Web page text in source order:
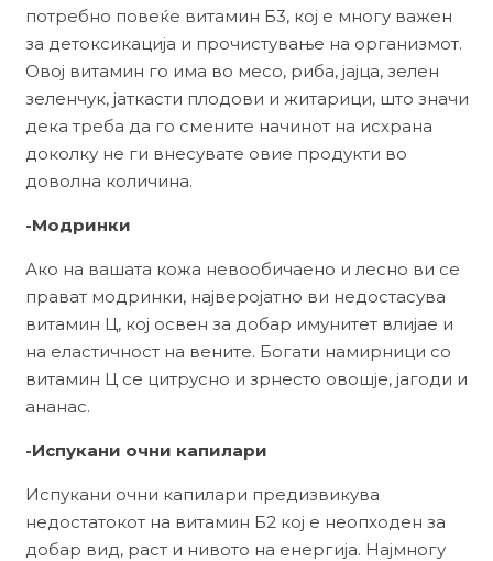
потребно повеќе витамин Б3, кој е многу важен
за детоксикација и прочистување на организмот.
Овој витамин го има во месо, риба, јајца, зелен
зеленчук, јаткасти плодови и житарици, што значи
дека треба да го смените начинот на исхрана
доколку не ги внесувате овие продукти во
доволна количина.
-Модринки
Ако на вашата кожа невообичаено и лесно ви се
прават модринки, најверојатно ви недостасува
витамин Ц, кој освен за добар имунитет влијае и
на еластичност на вените. Богати намирници со
витамин Ц се цитрусно и зрнесто овошје, јагоди и
ананас.
-Испукани очни капилари
Испукани очни капилари предизвикува
недостатокот на витамин Б2 кој е неопходен за
добар вид, раст и нивото на енергија. Најмногу